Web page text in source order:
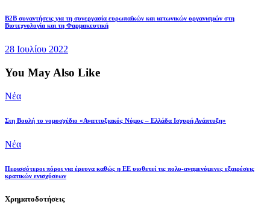
B2B συναντήσεις για τη συνεργασία ευρωπαϊκών και ιαπωνικών οργανισμών στη
Βιοτεχνολογία και τη Φαρμακευτική
28 Ιουλίου 2022
You May Also Like
Νέα
Στη Βουλή το νομοσχέδιο «Αναπτυξιακός Νόμος – Ελλάδα Ισχυρή Ανάπτυξη»
Νέα
Περισσότεροι πόροι για έρευνα καθώς η ΕΕ υιοθετεί τις πολυ-αναμενόμενες εξαιρέσεις
κρατικών ενισχύσεων
Χρηματοδοτήσεις